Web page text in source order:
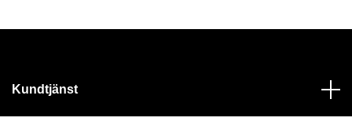
Kundtjänst